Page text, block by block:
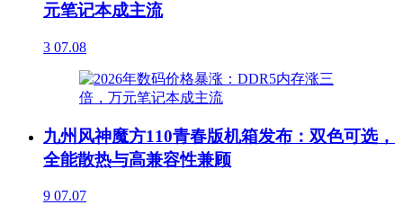
元笔记本成主流
3 07.08
九州风神魔方110青春版机箱发布：双色可选，
全能散热与高兼容性兼顾
9 07.07